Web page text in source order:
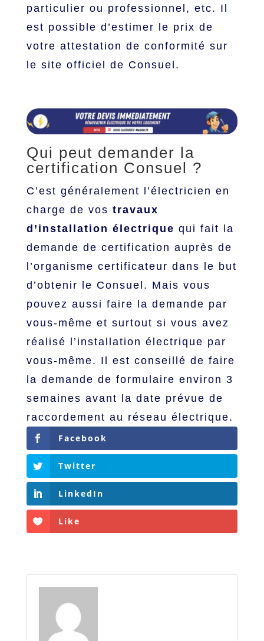
particulier ou professionnel, etc. Il
est possible d’estimer le prix de
votre attestation de conformité sur
le site officiel de Consuel.
Qui peut demander la
certification Consuel ?
C’est généralement l’électricien en
charge de vos travaux
d’installation électrique qui fait la
demande de certification auprès de
l’organisme certificateur dans le but
d’obtenir le Consuel. Mais vous
pouvez aussi faire la demande par
vous-même et surtout si vous avez
réalisé l’installation électrique par
vous-même. Il est conseillé de faire
la demande de formulaire environ 3
semaines avant la date prévue de
raccordement au réseau électrique.
Facebook
Twitter
LinkedIn
Like